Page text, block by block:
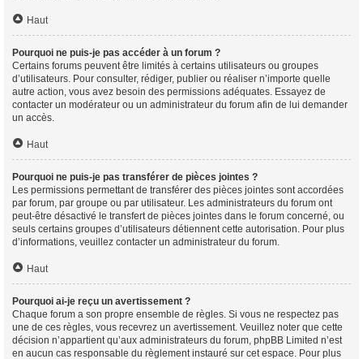
Haut
Pourquoi ne puis-je pas accéder à un forum ?
Certains forums peuvent être limités à certains utilisateurs ou groupes
d’utilisateurs. Pour consulter, rédiger, publier ou réaliser n’importe quelle
autre action, vous avez besoin des permissions adéquates. Essayez de
contacter un modérateur ou un administrateur du forum afin de lui demander
un accès.
Haut
Pourquoi ne puis-je pas transférer de pièces jointes ?
Les permissions permettant de transférer des pièces jointes sont accordées
par forum, par groupe ou par utilisateur. Les administrateurs du forum ont
peut-être désactivé le transfert de pièces jointes dans le forum concerné, ou
seuls certains groupes d’utilisateurs détiennent cette autorisation. Pour plus
d’informations, veuillez contacter un administrateur du forum.
Haut
Pourquoi ai-je reçu un avertissement ?
Chaque forum a son propre ensemble de règles. Si vous ne respectez pas
une de ces règles, vous recevrez un avertissement. Veuillez noter que cette
décision n’appartient qu’aux administrateurs du forum, phpBB Limited n’est
en aucun cas responsable du règlement instauré sur cet espace. Pour plus